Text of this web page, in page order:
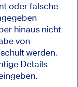
oder falsche
hinaus nicht
von
werden,
Details